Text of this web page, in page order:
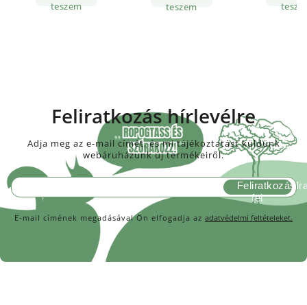
teszem
teszem
Feliratkozás hírlevélre
Adja meg az e-mail címét, és mi tájékoztatást küldünk
webáruházunk új termékeiről.
E-mail címének megadásával Ön elfogadja az adatvédelmi feltételeket.
Feliratkozás